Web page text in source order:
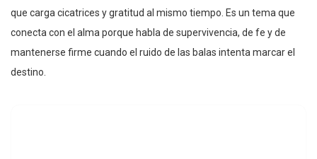
que carga cicatrices y gratitud al mismo tiempo. Es un tema que
conecta con el alma porque habla de supervivencia, de fe y de
mantenerse firme cuando el ruido de las balas intenta marcar el
destino.